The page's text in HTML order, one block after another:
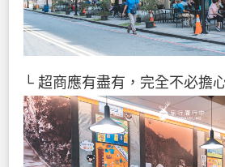
└ 超商應有盡有，完全不必擔